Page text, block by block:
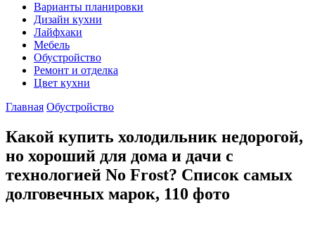
Варианты планировки
Дизайн кухни
Лайфхаки
Мебель
Обустройство
Ремонт и отделка
Цвет кухни
Главная Обустройство
Какой купить холодильник недорогой,
но хороший для дома и дачи с
технологией No Frost? Список самых
долговечных марок, 110 фото